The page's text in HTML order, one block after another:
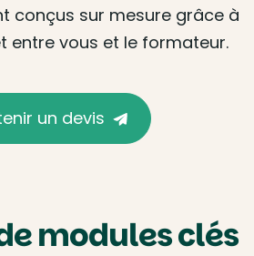
conçus sur mesure grâce à
entre vous et le formateur.
un devis
modules clés